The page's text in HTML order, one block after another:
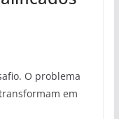
O problema
em